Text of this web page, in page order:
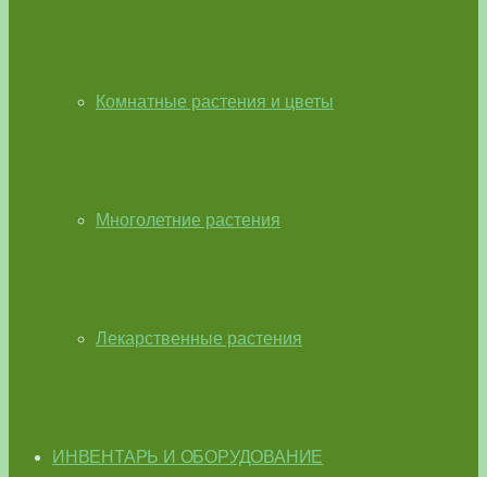
Комнатные растения и цветы
Многолетние растения
Лекарственные растения
ИНВЕНТАРЬ И ОБОРУДОВАНИЕ